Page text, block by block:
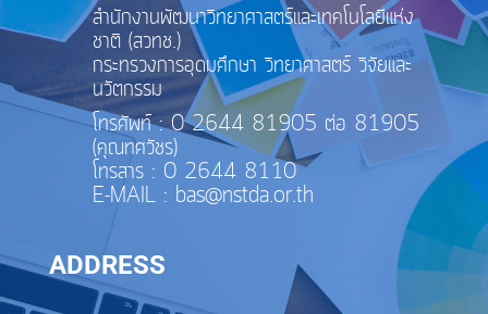
สำนักงานพัฒนาวิทยาศาสตร์และเทคโนโลยีแห่ง
ชาติ (สวทช.)
กระทรวงการอุดมศึกษา วิทยาศาสตร์ วิจัยและ
นวัตกรรม
โทรศัพท์ : 0 2644 81905 ต่อ 81905
(คุณทศวัชร)
โทรสาร : 0 2644 8110
E-MAIL : bas@nstda.or.th
ADDRESS